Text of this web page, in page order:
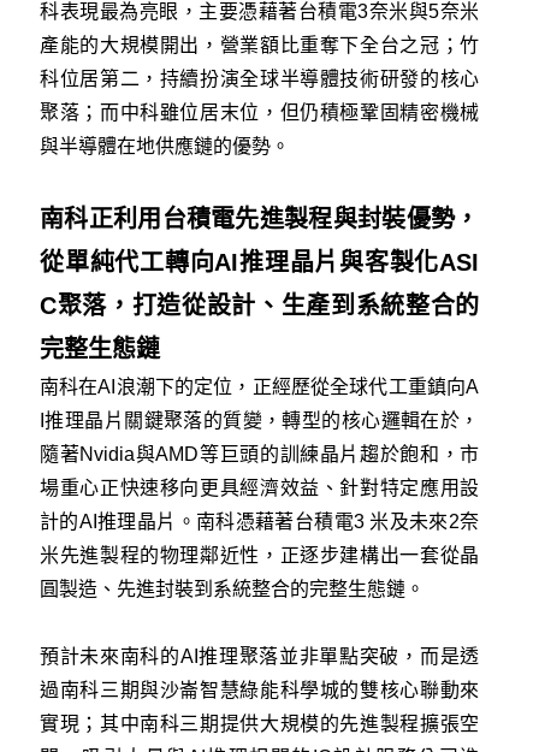
科表現最為亮眼，主要憑藉著台積電3奈米與5奈米
產能的大規模開出，營業額比重奪下全台之冠；竹
科位居第二，持續扮演全球半導體技術研發的核心
聚落；而中科雖位居末位，但仍積極鞏固精密機械
與半導體在地供應鏈的優勢。
南科正利用台積電先進製程與封裝優勢，
從單純代工轉向AI推理晶片與客製化ASI
C聚落，打造從設計、生產到系統整合的
完整生態鏈
南科在AI浪潮下的定位，正經歷從全球代工重鎮向A
I推理晶片關鍵聚落的質變，轉型的核心邏輯在於，
隨著Nvidia與AMD等巨頭的訓練晶片趨於飽和，市
場重心正快速移向更具經濟效益、針對特定應用設
計的AI推理晶片。南科憑藉著台積電3 米及未來2奈
米先進製程的物理鄰近性，正逐步建構出一套從晶
圓製造、先進封裝到系統整合的完整生態鏈。
預計未來南科的AI推理聚落並非單點突破，而是透
過南科三期與沙崙智慧綠能科學城的雙核心聯動來
實現；其中南科三期提供大規模的先進製程擴張空